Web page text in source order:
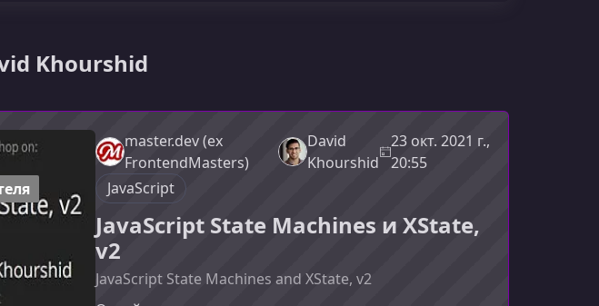
Khourshid
master.dev (ex
FrontendMasters)
David
Khourshid
23 окт. 2021 г.,
20:55
JavaScript
JavaScript State Machines и XState,
v2
JavaScript State Machines and XState, v2